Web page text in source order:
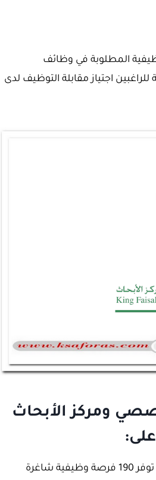
المطلوبة في وظائف
اجتياز مقابلة التوظيف لدى
ومركز الأبحاث
أعلنت مستشفى الملك فيصل التخصصي ومركز الأبحاث عن توفر 190 فرصة وظيفية شاغرة